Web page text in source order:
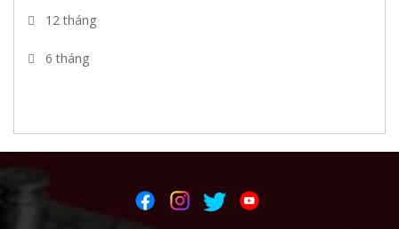
Pebco
REVERE
12 tháng
6 tháng